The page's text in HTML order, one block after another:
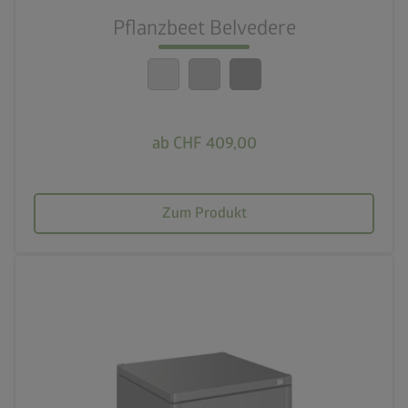
Pflanzbeet Belvedere
ab CHF 409,00
Zum Produkt
calendar_month
20 Jahre Garantie